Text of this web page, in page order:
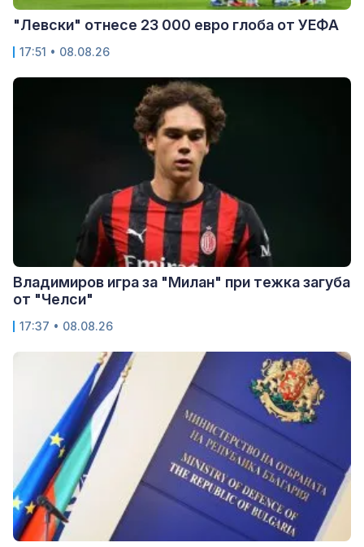
"Левски" отнесе 23 000 евро глоба от УЕФА
17:51 • 08.08.26
Владимиров игра за "Милан" при тежка загуба
от "Челси"
17:37 • 08.08.26